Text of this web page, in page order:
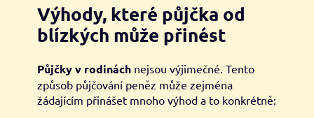
Výhody, které půjčka od
blízkých může přinést
Půjčky v rodinách nejsou výjimečné. Tento
způsob půjčování peněz může zejména
žádajícím přinášet mnoho výhod a to konkrétně: